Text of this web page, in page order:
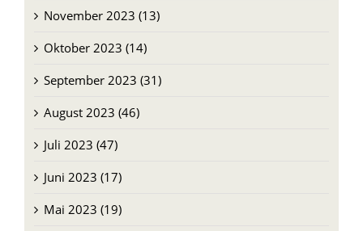
November 2023 (13)
Oktober 2023 (14)
September 2023 (31)
August 2023 (46)
Juli 2023 (47)
Juni 2023 (17)
Mai 2023 (19)